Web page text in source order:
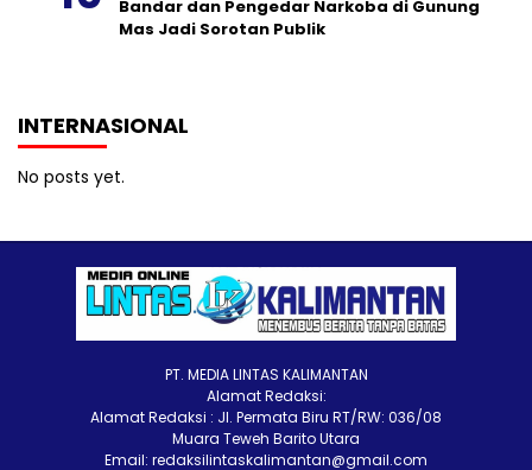
Bandar dan Pengedar Narkoba di Gunung
Mas Jadi Sorotan Publik
INTERNASIONAL
No posts yet.
PT. MEDIA LINTAS KALIMANTAN
Alamat Redaksi:
Alamat Redaksi : Jl. Permata Biru RT/RW: 036/08
Muara Teweh Barito Utara
Email: redaksilintaskalimantan@gmail.com